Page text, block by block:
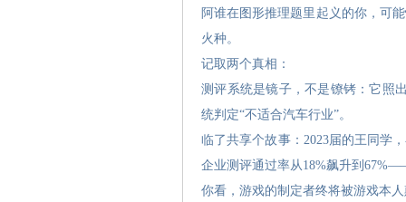
阿谁在图形推理题里起义的你，可
火种。
记取两个真相：
测评系统是镜子，不是镣铐：它照
统判定“不适合汽车行业”。
临了共享个故事：2023届的王同学
企业测评通过率从18%飙升到
你看，游戏的制定者终将被游戏本